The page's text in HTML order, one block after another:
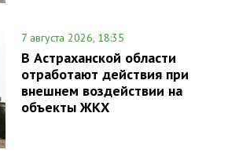
7 августа 2026, 18:35
В Астраханской области
отработают действия при
внешнем воздействии на
объекты ЖКХ